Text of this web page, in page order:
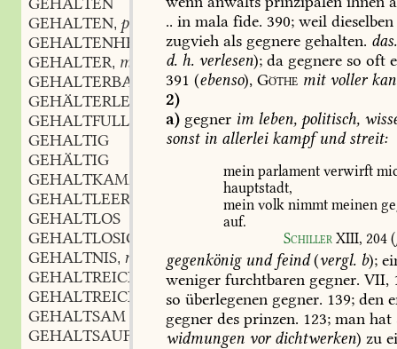
GEHALTEN, part.
GEHALTENHEIT
f. subst.
GEHALTER, m.
GEHALTERBAND
n.
GEHÄLTERLEIN
n.
GEHALTFULLE
f. subst.
GEHALTIG
GEHÄLTIG
GEHALTKAMMER
GEHALTLEER
GEHALTLOS
GEHALTLOSIGKEIT
GEHALTNIS, n.
GEHALTREICH
GEHALTREICHTHUM,m.
GEHALTSAM
GEHALTSAUFBESSERUNG,f.
.. in mala fide. 390; weil dieselben
zugvieh als gegnere gehalten. das.
d. h. verlesen); da gegnere so oft
391 (ebenso), Göthe mitvoller
2)
a) gegner im leben, politisch,
sonstin allerleikampfundstreit:
mein parlament verwirft
hauptstadt,
mein volk nimmt meinen
auf.
Schiller XIII, 204 (
gegenkönigundfeind(vergl. b);
weniger furchtbaren gegner. VII,
so überlegenen gegner. 139; den
gegner des prinzen. 123; man hat
widmungen vordichtwerken) zu